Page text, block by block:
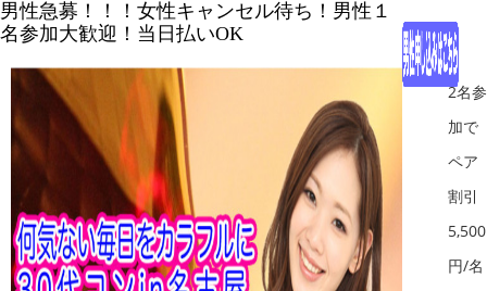
男性急募！！！女性キャンセル待ち！男性１
名参加大歓迎！当日払いOK
2名参
加で
ペア
割引
5,500
円/名